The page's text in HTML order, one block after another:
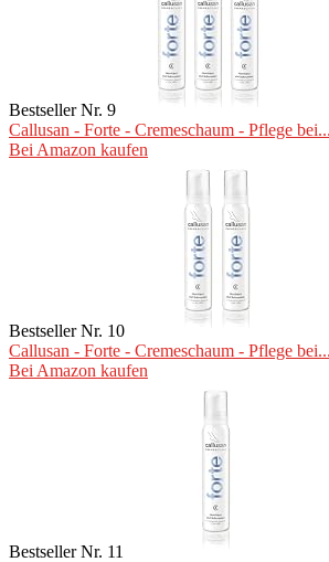
Bestseller Nr. 9
Callusan - Forte - Cremeschaum - Pflege bei...
Bei Amazon kaufen
Bestseller Nr. 10
Callusan - Forte - Cremeschaum - Pflege bei...
Bei Amazon kaufen
Bestseller Nr. 11